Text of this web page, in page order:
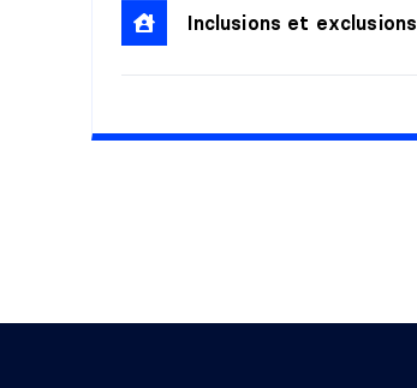
Inclusions et exclusions